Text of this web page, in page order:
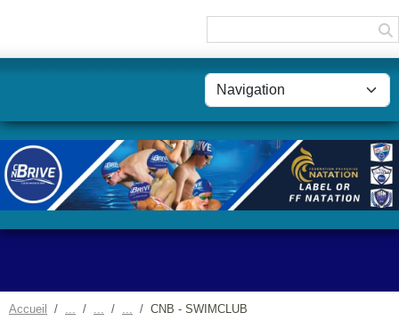
Accueil CNB - SWIMCLUB